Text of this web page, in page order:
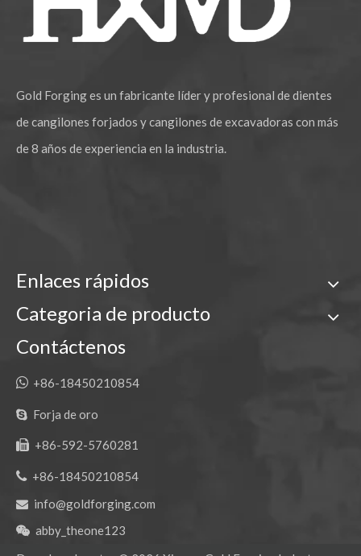
Gold Forging es un fabricante líder y profesional de dientes
de cangilones forjados y cangilones de excavadoras con más
de 8 años de experiencia en la industria.
Enlaces rápidos
Categoria de producto
Contáctenos
 +86-18450210854
 Forja de oro
 +86-592-5760281
 +86-18450210854
 info@goldforging.com
 abby_theone123